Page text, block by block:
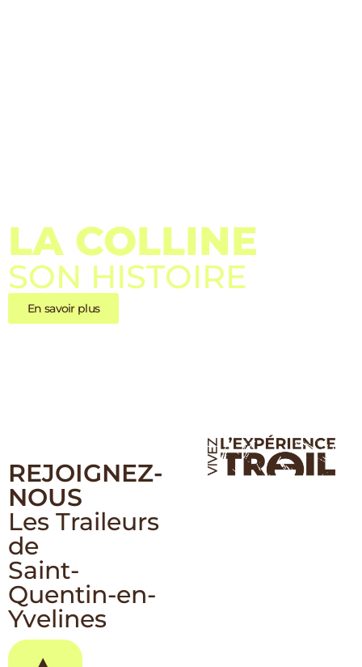
LA COLLINE
SON HISTOIRE
En savoir plus
REJOIGNEZ-
NOUS
Les Traileurs
de
Saint-
Quentin-en-
Yvelines